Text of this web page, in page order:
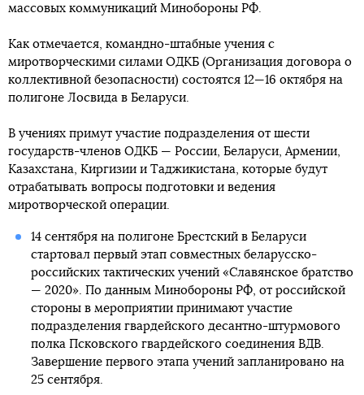
массовых коммуникаций Минобороны РФ.
Как отмечается, командно-штабные учения с
миротворческими силами ОДКБ (Организация договора о
коллективной безопасности) состоятся 12—16 октября на
полигоне Лосвида в Беларуси.
В учениях примут участие подразделения от шести
государств-членов ОДКБ — России, Беларуси, Армении,
Казахстана, Киргизии и Таджикистана, которые будут
отрабатывать вопросы подготовки и ведения
миротворческой операции.
14 сентября на полигоне Брестский в Беларуси
стартовал первый этап совместных беларусско-
российских тактических учений «Славянское братство
— 2020». По данным Минобороны РФ, от российской
стороны в мероприятии принимают участие
подразделения гвардейского десантно-штурмового
полка Псковского гвардейского соединения ВДВ.
Завершение первого этапа учений запланировано на
25 сентября.